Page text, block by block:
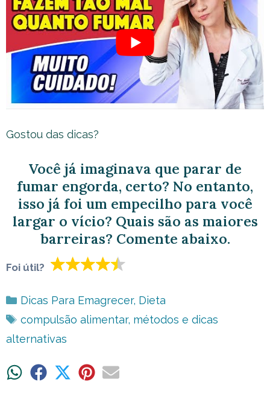
Gostou das dicas?
Você já imaginava que parar de
fumar engorda, certo? No entanto,
isso já foi um empecilho para você
largar o vício? Quais são as maiores
barreiras? Comente abaixo.
Foi útil?
Categorias
Dicas Para Emagrecer, Dieta
Tags
compulsão alimentar, métodos e dicas
alternativas
ShareShare ShareShareShare